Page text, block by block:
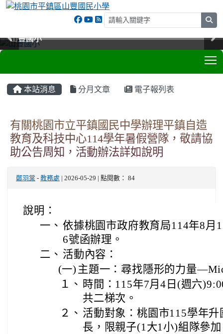
山豐國小
山豐國小
山豐國小
山豐國小
本站消息 分月文章 電子報列表
有關桃園市立平鎮國民中學辦理平鎮自造
教育及科技中心114學年暑假營隊，敬請協
助公告周知，活動辦法詳如說明
鄭羽棠 - 教務處 | 2026-05-29 | 點閱數： 84
說明：
一、 依據桃園市政府教育局114年8月
6號函辦理。
二、 活動內容：
(一) 主題一：尋找隱形的力量
１、 時間：115年7月4日(週六
共二梯次。
２、 活動對象：桃園市115學年
長，限親子(1大1小)組隊參